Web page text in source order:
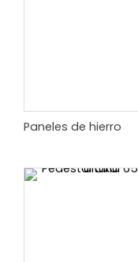
Paneles de hierro